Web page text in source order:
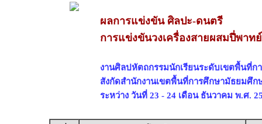
ผลการแข่งขัน ศิลปะ-ดนตรี
การแข่งขันวงเครื่องสายผสมปี่พาท
งานศิลปหัตถกรรมนักเรียนระดับเขตพื้นที่ก
สังกัดสำนักงานเขตพื้นที่การศึกษามัธยมศึก
ระหว่าง วันที่ 23 - 24 เดือน ธันวาคม พ.ศ.